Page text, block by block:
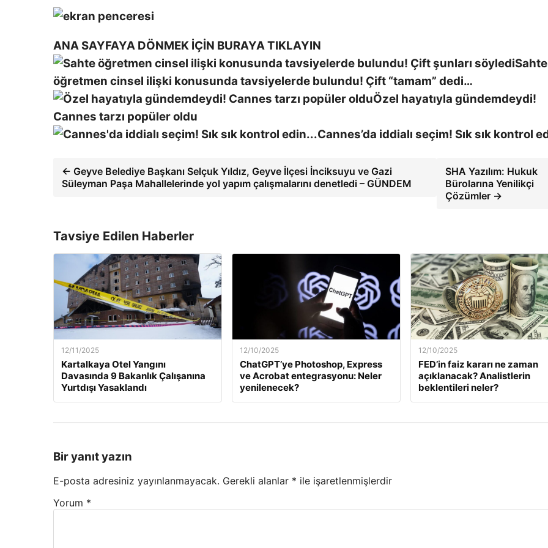
ANA SAYFAYA DÖNMEK İÇİN BURAYA TIKLAYIN
Sahte
öğretmen cinsel ilişki konusunda tavsiyelerde bulundu! Çift “tamam” dedi…
Özel hayatıyla gündemdeydi!
Cannes tarzı popüler oldu
Cannes’da iddialı seçim! Sık sık kontrol
← Geyve Belediye Başkanı Selçuk Yıldız, Geyve İlçesi İnciksuyu ve Gazi
Süleyman Paşa Mahallelerinde yol yapım çalışmalarını denetledi – GÜNDEM
SHA Yazılım: Hukuk
Bürolarına Yenilikçi
Çözümler →
Tavsiye Edilen Haberler
12/11/2025
Kartalkaya Otel Yangını
Davasında 9 Bakanlık Çalışanına
Yurtdışı Yasaklandı
12/10/2025
ChatGPT’ye Photoshop, Express
ve Acrobat entegrasyonu: Neler
yenilenecek?
12/10/2025
FED’in faiz kararı ne zaman
açıklanacak? Analistlerin
beklentileri neler?
Bir yanıt yazın
E-posta adresiniz yayınlanmayacak. Gerekli alanlar * ile işaretlenmişlerdir
Yorum *